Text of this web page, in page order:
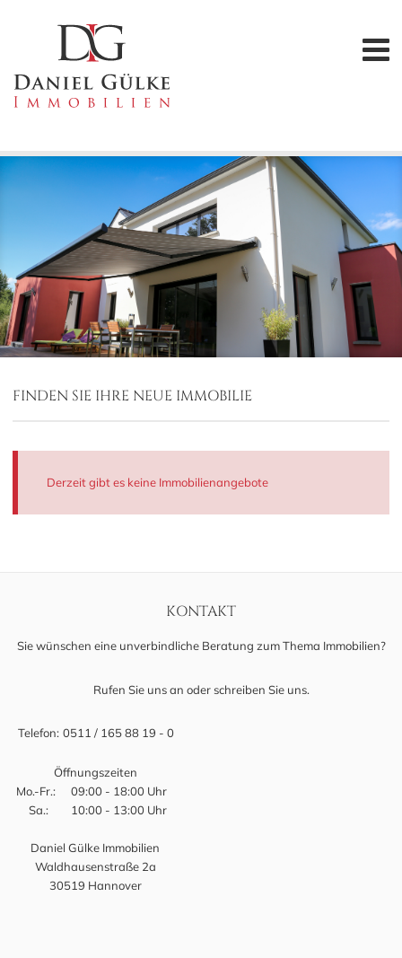
FINDEN SIE IHRE NEUE IMMOBILIE
Derzeit gibt es keine Immobilienangebote
KONTAKT
Sie wünschen eine unverbindliche Beratung zum Thema Immobilien?
Rufen Sie uns an oder schreiben Sie uns.
Telefon: 0511 / 165 88 19 - 0
Öffnungszeiten
Mo.-Fr.:
09:00 - 18:00 Uhr
Sa.:
10:00 - 13:00 Uhr
Daniel Gülke Immobilien
Waldhausenstraße 2a
30519 Hannover